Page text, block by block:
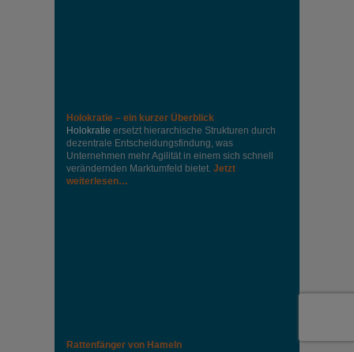
Holokratie – ein kurzer Überblick
Holokratie ersetzt hierarchische Strukturen durch
dezentrale Entscheidungsfindung, was
Unternehmen mehr Agilität in einem sich schnell
verändernden Marktumfeld bietet. Jetzt
weiterlesen…
Rattenfänger von Hameln